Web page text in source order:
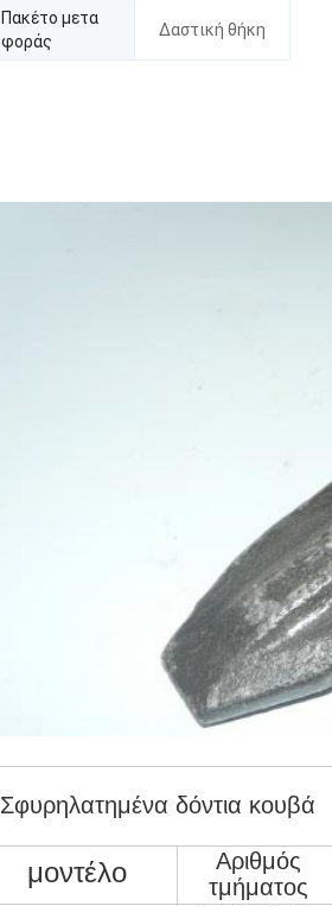
Πακέτο μετα
φοράς
Δαστική θήκη
Σφυρηλατημένα δόντια κουβά
μοντέλο
Αριθμός
τμήματος